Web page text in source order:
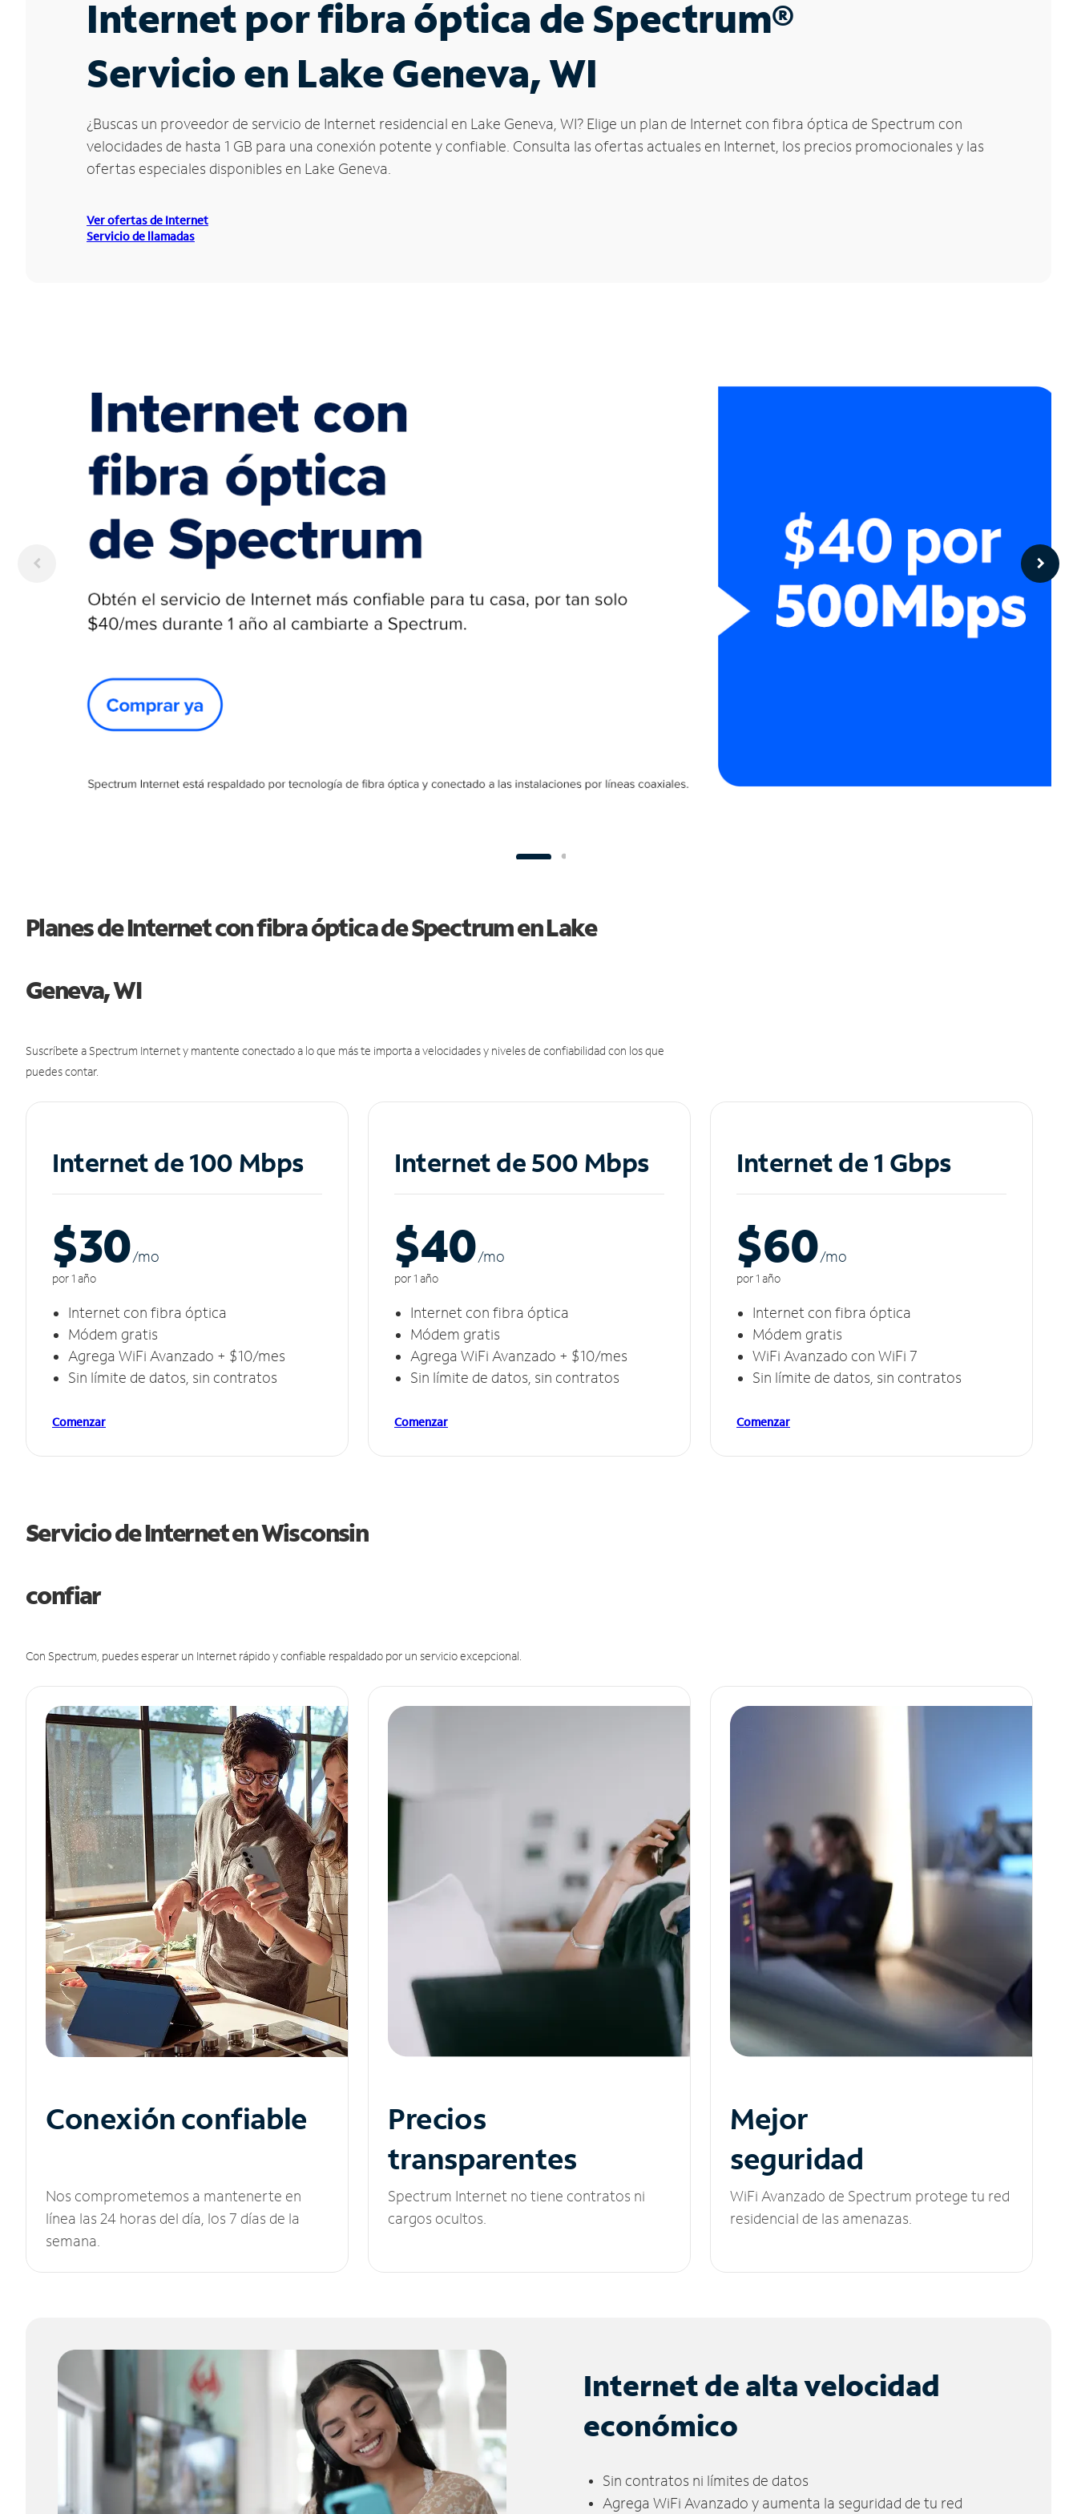
Internet por fibra óptica de Spectrum®
Servicio en Lake Geneva, WI
¿Buscas un proveedor de servicio de Internet residencial en Lake Geneva, WI? Elige un plan de Internet con fibra óptica de Spectrum con
velocidades de hasta 1 GB para una conexión potente y confiable. Consulta las ofertas actuales en Internet, los precios promocionales y las
ofertas especiales disponibles en Lake Geneva.
Ver ofertas de Internet
Servicio de llamadas
Planes de Internet con fibra óptica de Spectrum en Lake
Geneva, WI
Suscríbete a Spectrum Internet y mantente conectado a lo que más te importa a velocidades y niveles de confiabilidad con los que
puedes contar.
Internet de 100 Mbps
$30/mo
por 1 año
Internet con fibra óptica
Módem gratis
Agrega WiFi Avanzado + $10/mes
Sin límite de datos, sin contratos
Comenzar
Internet de 500 Mbps
$40/mo
por 1 año
Internet con fibra óptica
Módem gratis
Agrega WiFi Avanzado + $10/mes
Sin límite de datos, sin contratos
Comenzar
Internet de 1 Gbps
$60/mo
por 1 año
Internet con fibra óptica
Módem gratis
WiFi Avanzado con WiFi 7
Sin límite de datos, sin contratos
Comenzar
Servicio de Internet en Wisconsin
confiar
Con Spectrum, puedes esperar un Internet rápido y confiable respaldado por un servicio excepcional.
Conexión confiable
Nos comprometemos a mantenerte en
línea las 24 horas del día, los 7 días de la
semana.
Precios
transparentes
Spectrum Internet no tiene contratos ni
cargos ocultos.
Mejor
seguridad
WiFi Avanzado de Spectrum protege tu red
residencial de las amenazas.
Internet de alta velocidad
económico
Sin contratos ni límites de datos
Agrega WiFi Avanzado y aumenta la seguridad de tu red